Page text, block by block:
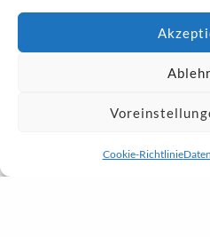
Cookie-Richtlinie
Facharzt für Innere
Endoskopie: Coloskopie
(Magenspiegelung),
Abdomensonographie,